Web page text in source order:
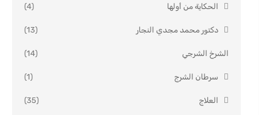
الحكاية من أولها (4)
دكتور محمد مجدي النجار (13)
الشرخ الشرجي (14)
سرطان الشرج (1)
العلاج (35)